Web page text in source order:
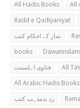
All Hadis Books
All
Radd e Qadiyaniyat
نماز کے احکام کتب
books
فتاوی اہلسنت
All
All Arabic Hadis Books
رد بدمذہب کتب